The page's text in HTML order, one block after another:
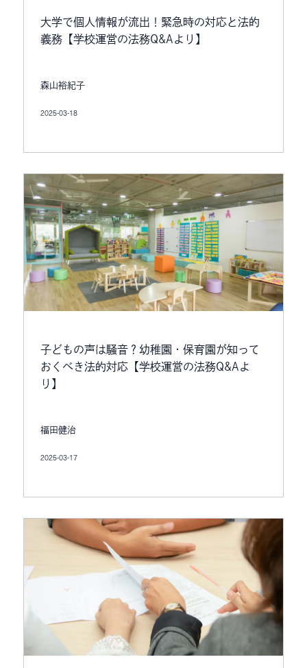
大学で個人情報が流出！緊急時の対応と法的
義務【学校運営の法務Q&Aより】
森山裕紀子
2025-03-18
子どもの声は騒音？幼稚園・保育園が知って
おくべき法的対応【学校運営の法務Q&Aよ
り】
福田健治
2025-03-17